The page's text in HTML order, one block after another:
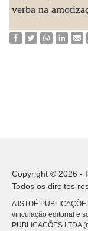
verba na
Copyright © 2026 -
Todos os direitos
A ISTOÉ
vinculação editorial e
PUBLICACÕES LTDA